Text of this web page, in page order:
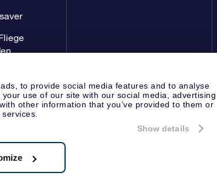
to provide social media features and to analyse
use of our site with our social media, advertising
other information that you’ve provided to them or
Show details
Datenschutzerklärung